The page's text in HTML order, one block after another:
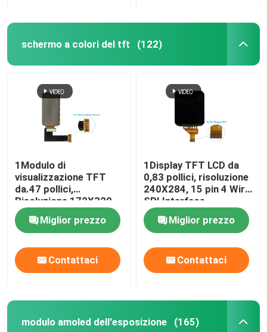
schermo a colori del tft (122)
1Modulo di
visualizzazione TFT
da.47 pollici,
Risoluzione 172X320,
Interfaccia MUC SPI
600 CD/M2Miglior prezzo
Contattaci
1Display TFT LCD da
0,83 pollici, risoluzione
240X284, 15 pin 4 Wire
SPI Interface,
NV3030B Driving IC
Miglior prezzo
Contattaci
modulo amoled dell'esposizione (165)